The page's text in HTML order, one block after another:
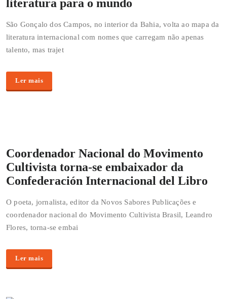
literatura para o mundo
São Gonçalo dos Campos, no interior da Bahia, volta ao mapa da
literatura internacional com nomes que carregam não apenas
talento, mas trajet
Ler mais
Coordenador Nacional do Movimento
Cultivista torna-se embaixador da
Confederación Internacional del Libro
O poeta, jornalista, editor da Novos Sabores Publicações e
coordenador nacional do Movimento Cultivista Brasil, Leandro
Flores, torna-se embai
Ler mais